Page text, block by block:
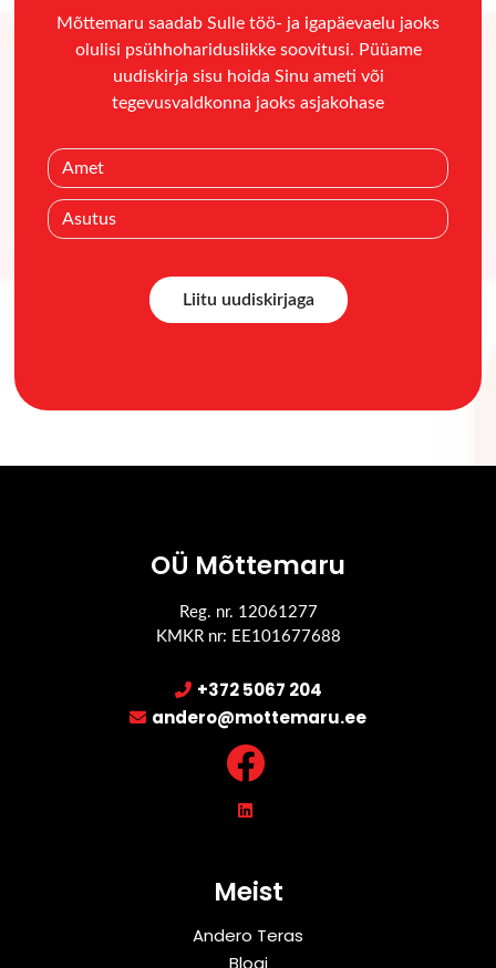
Mõttemaru saadab Sulle töö- ja igapäevaelu jaoks
olulisi psühhohariduslikke soovitusi. Püüame
uudiskirja sisu hoida Sinu ameti või
tegevusvaldkonna jaoks asjakohase
OÜ Mõttemaru
Reg. nr. 12061277
KMKR nr: EE101677688
+372 5067 204
andero@mottemaru.ee
Meist
Andero Teras
Blogi